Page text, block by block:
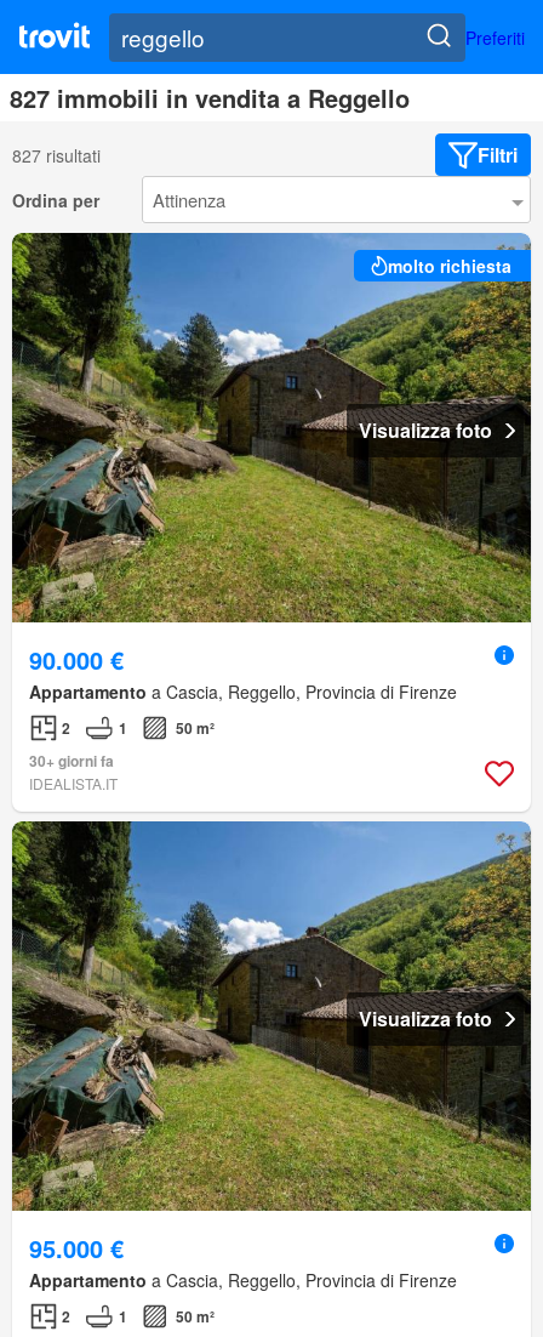
Preferiti
827 immobili in vendita a Reggello
827 risultati Filtri
Ordina per
molto richiesta
Visualizza foto
90.000 €
Appartamento a Cascia, Reggello, Provincia di Firenze
2 1
50 m²
30+ giorni fa
IDEALISTA.IT
Visualizza foto
95.000 €
Appartamento a Cascia, Reggello, Provincia di Firenze
2 1
50 m²